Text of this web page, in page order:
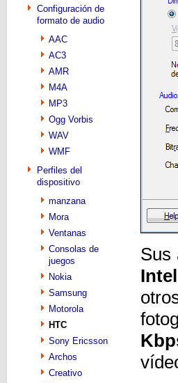
Configuración de
formato de audio
AAC
AC3
AMR
M4A
MP3
Ogg Vorbis
WAV
WMF
Perfiles del
dispositivo
manzana
Mora
Ventanas
Consolas de
juegos
Nokia
Samsung
Motorola
HTC
Sony Ericsson
Archos
Creativo
Sus